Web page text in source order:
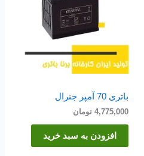
باتری 70 آمپر جنرال
4,775,000 تومان
افزودن به سبد خرید